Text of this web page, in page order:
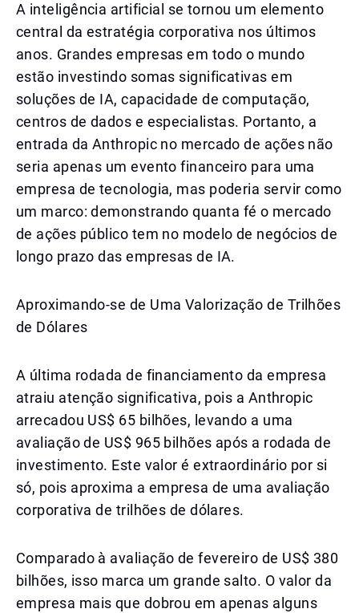
A inteligência artificial se tornou um elemento
central da estratégia corporativa nos últimos
anos. Grandes empresas em todo o mundo
estão investindo somas significativas em
soluções de IA, capacidade de computação,
centros de dados e especialistas. Portanto, a
entrada da Anthropic no mercado de ações não
seria apenas um evento financeiro para uma
empresa de tecnologia, mas poderia servir como
um marco: demonstrando quanta fé o mercado
de ações público tem no modelo de negócios de
longo prazo das empresas de IA.
Aproximando-se de Uma Valorização de Trilhões
de Dólares
A última rodada de financiamento da empresa
atraiu atenção significativa, pois a Anthropic
arrecadou US$ 65 bilhões, levando a uma
avaliação de US$ 965 bilhões após a rodada de
investimento. Este valor é extraordinário por si
só, pois aproxima a empresa de uma avaliação
corporativa de trilhões de dólares.
Comparado à avaliação de fevereiro de US$ 380
bilhões, isso marca um grande salto. O valor da
empresa mais que dobrou em apenas alguns